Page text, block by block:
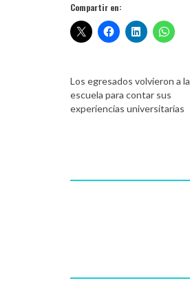
Compartir en:
Los egresados volvieron a la
escuela para contar sus
experiencias universitarias